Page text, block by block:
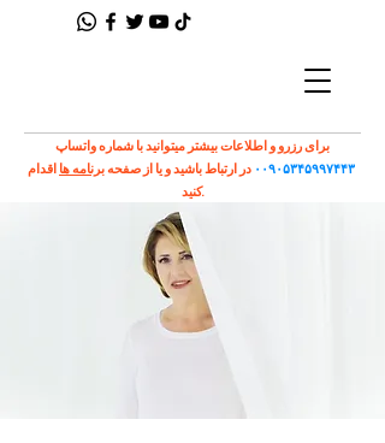
برای رزرو و اطلاعات بیشتر میتوانید با شماره واتساپ
۰۰۹۰۵۳۴۵۹۹۷۴۴۳ در ارتباط باشید و یا از صفحهبرنامه ها اقدام
کنید.